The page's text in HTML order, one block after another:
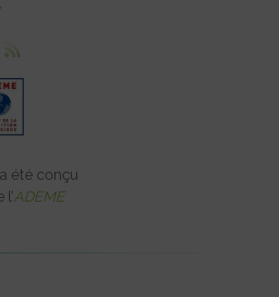
été conçu
ADEME